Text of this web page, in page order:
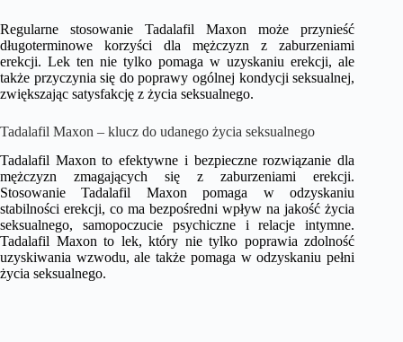
Regularne stosowanie Tadalafil Maxon może przynieść
długoterminowe korzyści dla mężczyzn z zaburzeniami
erekcji. Lek ten nie tylko pomaga w uzyskaniu erekcji, ale
także przyczynia się do poprawy ogólnej kondycji seksualnej,
zwiększając satysfakcję z życia seksualnego.
Tadalafil Maxon – klucz do udanego życia seksualnego
Tadalafil Maxon to efektywne i bezpieczne rozwiązanie dla
mężczyzn zmagających się z zaburzeniami erekcji.
Stosowanie Tadalafil Maxon pomaga w odzyskaniu
stabilności erekcji, co ma bezpośredni wpływ na jakość życia
seksualnego, samopoczucie psychiczne i relacje intymne.
Tadalafil Maxon to lek, który nie tylko poprawia zdolność
uzyskiwania wzwodu, ale także pomaga w odzyskaniu pełni
życia seksualnego.